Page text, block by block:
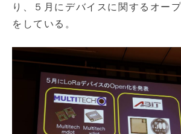
り、５月にデバイスに関するオー
をしている。